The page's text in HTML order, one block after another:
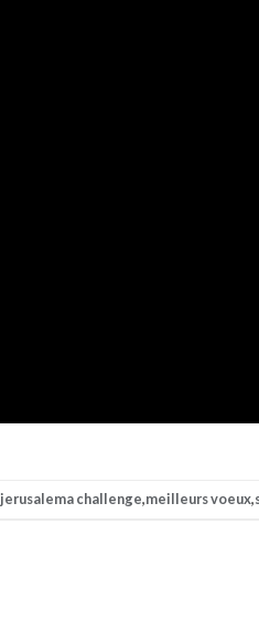
jerusalema challenge,meilleurs voeux,